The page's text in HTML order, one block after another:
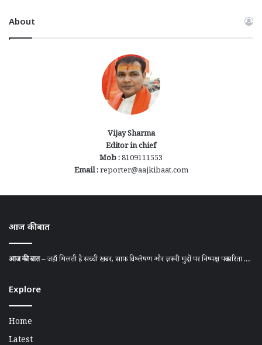
About
Vijay Sharma
Editor in chief
Mob :8109111553
Email :reporter@aajkibaat.com
आज की बात
आज की बात– जहाँ मिलती है सच्ची खबर, साफ़ विश्लेषण और ज़रूरी मुद्दों पर निष्पक्ष पत्रकारिता ....
Explore
Home
Latest